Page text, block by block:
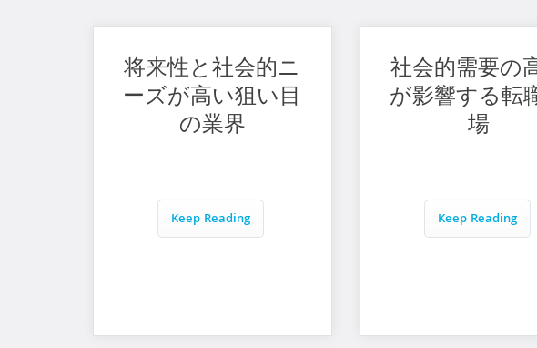
将来性と社会的ニ
ーズが高い狙い目
の業界
Keep Reading
社会的需要の
が影響する転
場
Keep Reading